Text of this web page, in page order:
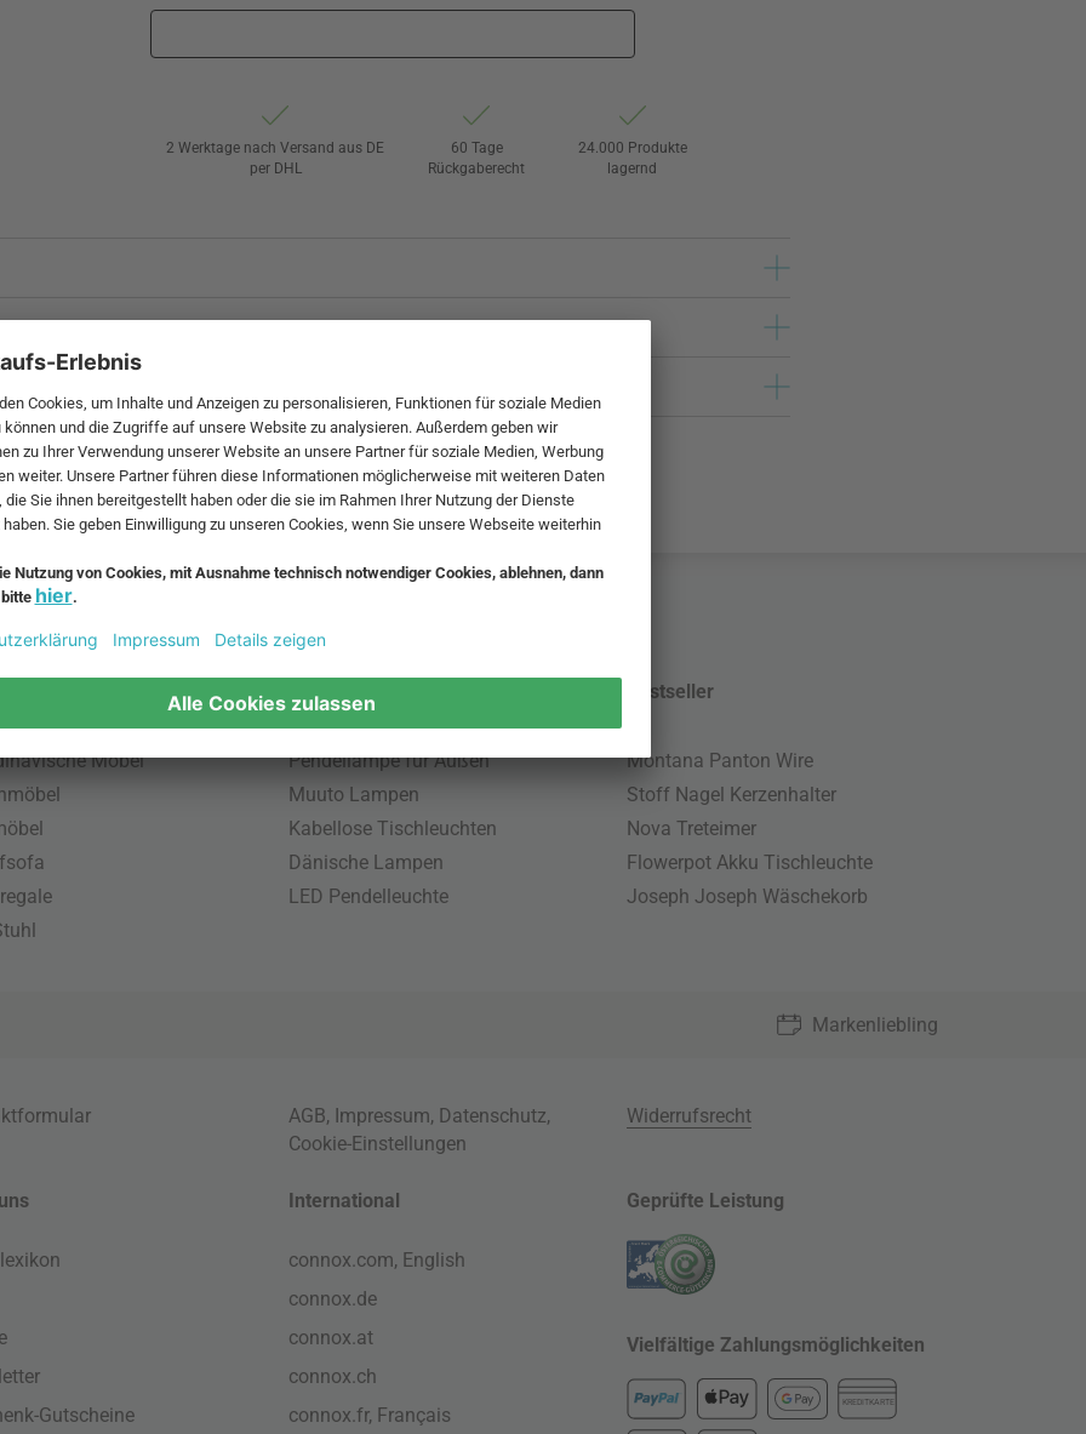
2 Werktage nach Versand aus DE
per DHL
60 Tage
Rückgaberecht
24.000 Produkte
lagernd
und zzgl.
Möbel
Beliebte Leuchten
Pendellampe für Außen
Muuto Lampen
Kabellose Tischleuchten
Dänische Lampen
LED Pendelleuchte
Bestseller
Montana Panton Wire
Stoff Nagel Kerzenhalter
Nova Treteimer
Flowerpot Akku Tischleuchte
Joseph Joseph Wäschekorb
Markenliebling
AGB, Impressum, Datenschutz,
Cookie-Einstellungen
Widerrufsrecht
Gutscheine
International
connox.com, English
connox.de
connox.at
connox.ch
connox.fr, Français
Geprüfte Leistung
Vielfältige Zahlungsmöglichkeiten
KREDITKARTE